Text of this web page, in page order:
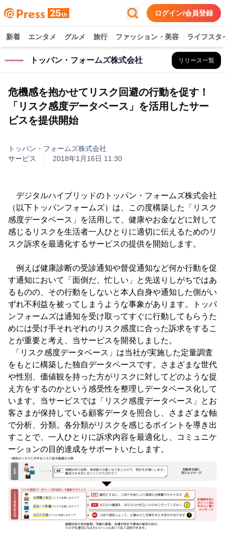
ログイン/会員登録
新着 エンタメ グルメ 旅行 ファッション・美容 ライフスタ
トッパン・フォームズ株式会社 リリース一覧
危機感を抱かせてリスク回避の行動を促す！
「リスク感度データベース」を活用したサー
ビスを提供開始
トッパン・フォームズ株式会社
サービス
2018年1月16日 11:30
デジタルハイブリッドのトッパン・フォームズ株式会社
（以下トッパンフォームズ）は、この度構築した「リスク
感度データベース」を活用して、健康やお金などに対して
感じるリスクを生活者一人ひとりに適切に伝えるためのリ
スク訴求を最適化するサービスの提供を開始します。
例えば健康診断の受診通知や督促通知など何か行動を促
す通知において「面倒だ、忙しい」と先送りしがちではあ
るものの、その行動をしないと本人自身や通知した側がい
ずれ不利益を被ってしまうような事象があります。トッパ
ンフォームズは通知を受け取ってすぐに行動してもらうた
めには受け手それぞれのリスク感度に合った訴求をするこ
とが重要と考え、当サービスを開発しました。
「リスク感度データベース」は当社が実施した定量調査
をもとに構築した独自データベースです。さまざまな世代
や性別、価値観を持った方がリスクに対してどのような捉
え方をするのかという感受性を整理しデータベース化して
います。当サービスでは「リスク感度データベース」とお
客さまが保持している顧客データを照合し、さまざまな軸
で分析、分類。各分類がリスクを感じるポイントを導き出
すことで、一人ひとりに訴求内容を最適化し、コミュニケ
ーションの目的達成をサポートいたします。